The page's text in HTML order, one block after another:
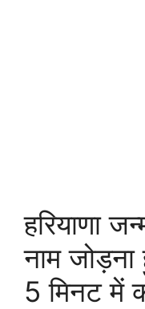
हरियाणा
नाम
5 मिनट में